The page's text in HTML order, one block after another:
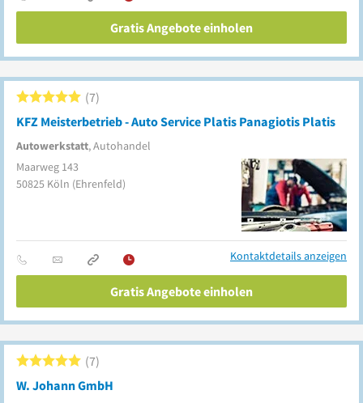
Gratis Angebote einholen
KFZ Meisterbetrieb - Auto Service Platis Panagiotis Platis
Autowerkstatt, Autohandel
7
Maarweg 143
50825 Köln (Ehrenfeld)
Kontaktdetails anzeigen
Gratis Angebote einholen
W. Johann GmbH
7